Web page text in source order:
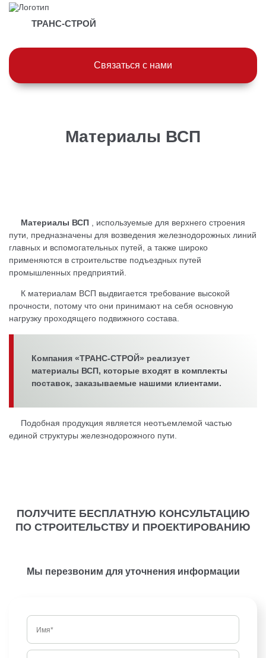
ТРАНС-СТРОЙ
Связаться с нами
Материалы ВСП
Материалы ВСП , используемые для верхнего строения
пути, предназначены для возведения железнодорожных линий
главных и вспомогательных путей, а также широко
применяются в строительстве подъездных путей
промышленных предприятий.
К материалам ВСП выдвигается требование высокой
прочности, потому что они принимают на себя основную
нагрузку проходящего подвижного состава.
Компания «ТРАНС-СТРОЙ» реализует
материалы ВСП, которые входят в комплекты
поставок, заказываемые нашими клиентами.
Подобная продукция является неотъемлемой частью
единой структуры железнодорожного пути.
ПОЛУЧИТЕ БЕСПЛАТНУЮ КОНСУЛЬТАЦИЮ
ПО СТРОИТЕЛЬСТВУ И ПРОЕКТИРОВАНИЮ
Мы перезвоним для уточнения информации